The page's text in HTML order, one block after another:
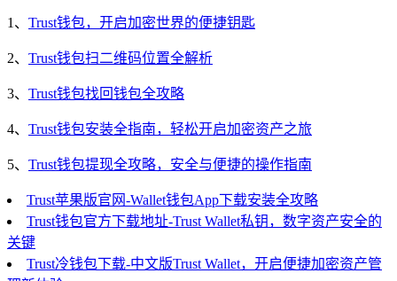
1、 Trust钱包，开启加密世界的便捷钥匙
2、 Trust钱包扫二维码位置全解析
3、 Trust钱包找回钱包全攻略
4、 Trust钱包安装全指南，轻松开启加密资产之旅
5、 Trust钱包提现全攻略，安全与便捷的操作指南
Trust苹果版官网-Wallet钱包App下载安装全攻略
Trust钱包官方下载地址-Trust Wallet私钥，数字资产安全的
关键
Trust冷钱包下载-中文版Trust Wallet，开启便捷加密资产管